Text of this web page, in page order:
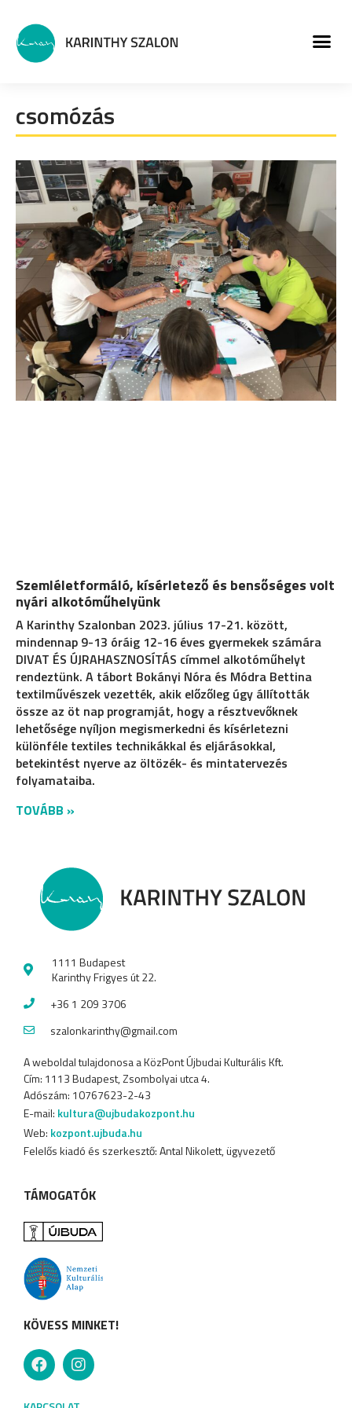
csomózás
Szemléletformáló, kísérletező és bensőséges volt
nyári alkotóműhelyünk
A Karinthy Szalonban 2023. július 17-21. között,
mindennap 9-13 óráig 12-16 éves gyermekek számára
DIVAT ÉS ÚJRAHASZNOSÍTÁS címmel alkotóműhelyt
rendeztünk. A tábort Bokányi Nóra és Módra Bettina
textilművészek vezették, akik előzőleg úgy állították
össze az öt nap programját, hogy a résztvevőknek
lehetősége nyíljon megismerkedni és kísérletezni
különféle textiles technikákkal és eljárásokkal,
betekintést nyerve az öltözék- és mintatervezés
folyamataiba.
TOVÁBB »
1111 Budapest
Karinthy Frigyes út 22.
+36 1 209 3706
szalonkarinthy@gmail.com
A weboldal tulajdonosa a KözPont Újbudai Kulturális Kft.
Cím: 1113 Budapest, Zsombolyai utca 4.
Adószám: 10767623-2-43
E-mail: kultura@ujbudakozpont.hu
Web: kozpont.ujbuda.hu
Felelős kiadó és szerkesztő: Antal Nikolett, ügyvezető
TÁMOGATÓK
KÖVESS MINKET!